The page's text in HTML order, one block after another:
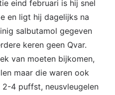
eind februari is hij snel
en ligt hij dagelijks na
salbutamol gegeven
keren geen Qvar.
van moeten bijkomen,
maar die waren ook
4 puffst, neusvleugelen